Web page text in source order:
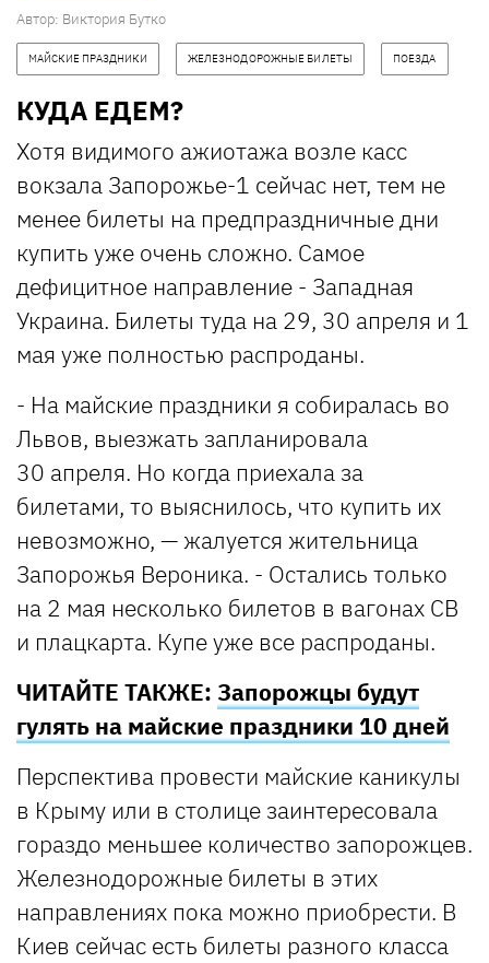
Автор: Виктория Бутко
МАЙСКИЕ ПРАЗДНИКИ ЖЕЛЕЗНОДОРОЖНЫЕ БИЛЕТЫ ПОЕЗДА
КУДА ЕДЕМ?
Хотя видимого ажиотажа возле касс
вокзала Запорожье-1 сейчас нет, тем не
менее билеты на предпраздничные дни
купить уже очень сложно. Самое
дефицитное направление - Западная
Украина. Билеты туда на 29, 30 апреля и 1
мая уже полностью распроданы.
- На майские праздники я собиралась во
Львов, выезжать запланировала
30 апреля. Но когда приехала за
билетами, то выяснилось, что купить их
невозможно, — жалуется жительница
Запорожья Вероника. - Остались только
на 2 мая несколько билетов в вагонах СВ
и плацкарта. Купе уже все распроданы.
ЧИТАЙТЕ ТАКЖЕ: Запорожцы будут
гулять на майские праздники 10 дней
Перспектива провести майские каникулы
в Крыму или в столице заинтересовала
гораздо меньшее количество запорожцев.
Железнодорожные билеты в этих
направлениях пока можно приобрести. В
Киев сейчас есть билеты разного класса